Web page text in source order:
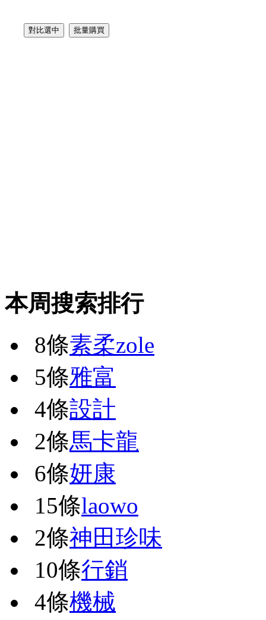
本周搜索排行
8條素柔zole
5條雅富
4條設計
2條馬卡龍
6條妍康
15條laowo
2條神田珍味
10條行銷
4條機械